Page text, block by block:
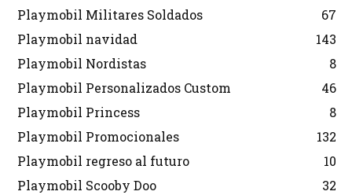
Playmobil Militares Soldados
67
Playmobil navidad
143
Playmobil Nordistas
8
Playmobil Personalizados Custom
46
Playmobil Princess
8
Playmobil Promocionales
132
Playmobil regreso al futuro
10
Playmobil Scooby Doo
32